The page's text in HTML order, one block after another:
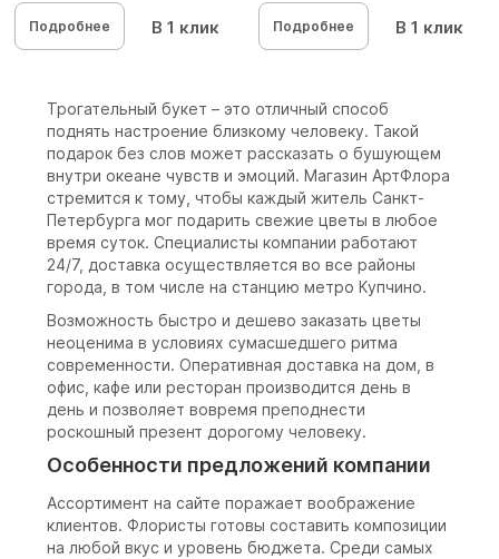
Подробнее В 1 клик Подробнее В 1 клик
Трогательный букет – это отличный способ
поднять настроение близкому человеку. Такой
подарок без слов может рассказать о бушующем
внутри океане чувств и эмоций. Магазин АртФлора
стремится к тому, чтобы каждый житель Санкт-
Петербурга мог подарить свежие цветы в любое
время суток. Специалисты компании работают
24/7, доставка осуществляется во все районы
города, в том числе на станцию метро Купчино.
Возможность быстро и дешево заказать цветы
неоценима в условиях сумасшедшего ритма
современности. Оперативная доставка на дом, в
офис, кафе или ресторан производится день в
день и позволяет вовремя преподнести
роскошный презент дорогому человеку.
Особенности предложений компании
Ассортимент на сайте поражает воображение
клиентов. Флористы готовы составить композиции
на любой вкус и уровень бюджета. Среди самых